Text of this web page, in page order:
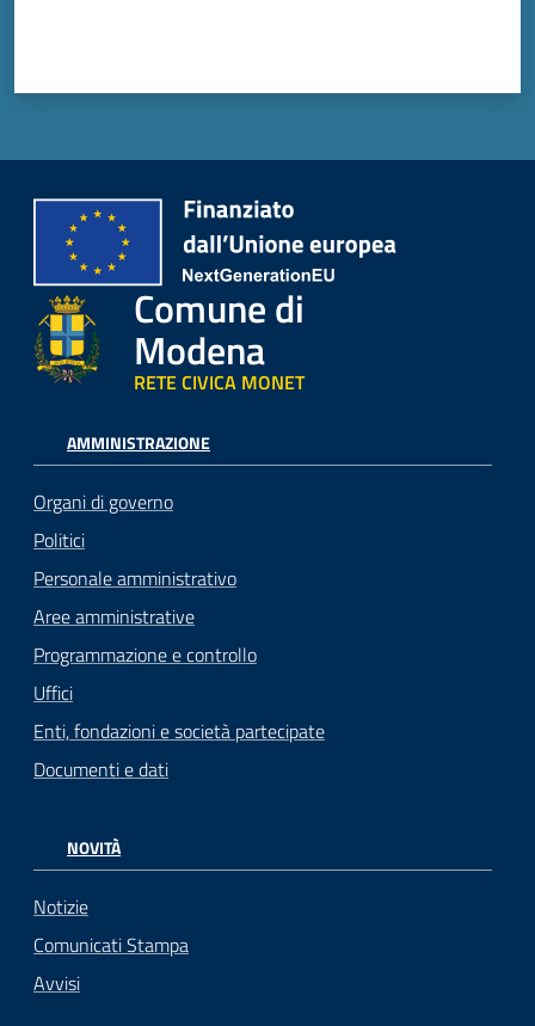
Comune di
Modena
RETE CIVICA MONET
AMMINISTRAZIONE
Organi di governo
Politici
Personale amministrativo
Aree amministrative
Programmazione e controllo
Uffici
Enti, fondazioni e società partecipate
Documenti e dati
NOVITÀ
Notizie
Comunicati Stampa
Avvisi